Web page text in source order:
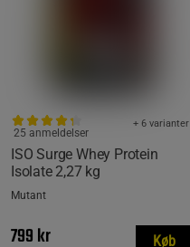
ISO Surge Whey Protein
Isolate 2,27 kg
+ 6 varianter
25 anmeldelser
Mutant
799 kr Køb